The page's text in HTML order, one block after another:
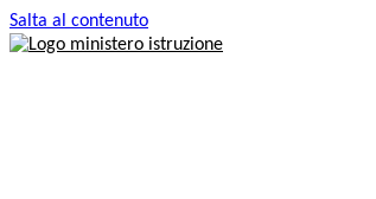
Salta al contenuto